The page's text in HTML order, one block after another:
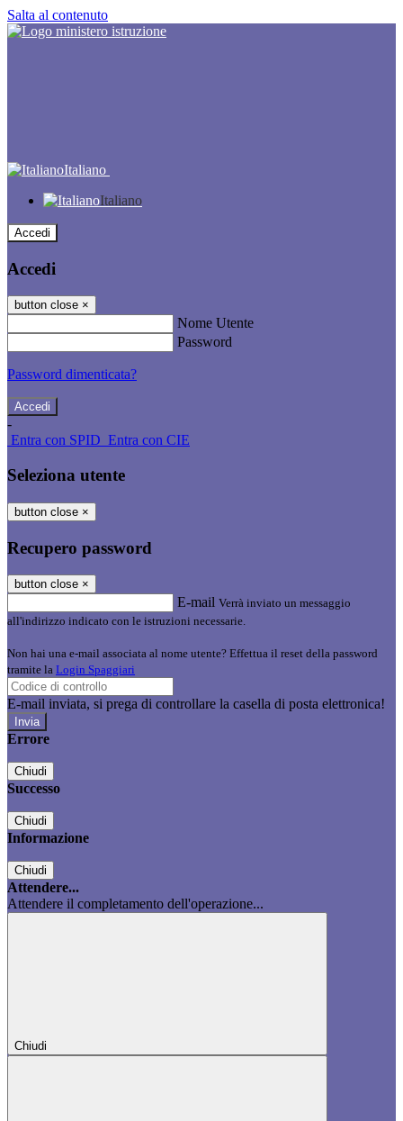
Salta al contenuto
Italiano
Italiano
Accedi
Accedi
button close ×
Nome Utente
Password
Password dimenticata?
-
Entra con SPID Entra con CIE
Seleziona utente
button close ×
Recupero password
button close ×
E-mail Verrà inviato un messaggio
all'indirizzo indicato con le istruzioni necessarie.
Non hai una e-mail associata al nome utente? Effettua il reset della password
tramite la Login Spaggiari
E-mail inviata, si prega di controllare la casella di posta elettronica!
Errore
Chiudi
Successo
Chiudi
Informazione
Chiudi
Attendere...
Attendere il completamento dell'operazione...
Chiudi